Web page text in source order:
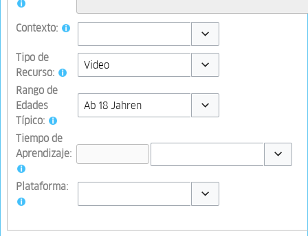
Contexto:
Toggle options
Tipo de
Recurso:
Rango de
Edades
Típico:
Tiempo de
Aprendizaje:
Plataforma: